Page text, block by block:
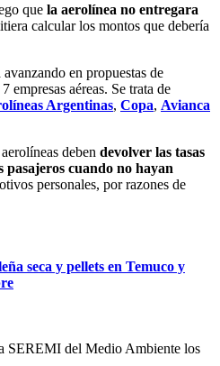
que la aerolínea no entregara
calcular los montos que debería
en propuestas de
empresas aéreas. Se trata de
Argentinas, Copa, Avianca
deben devolver las tasas
pasajeros cuando no hayan
personales, por razones de
seca y pellets en Temuco y
SEREMI del Medio Ambiente los